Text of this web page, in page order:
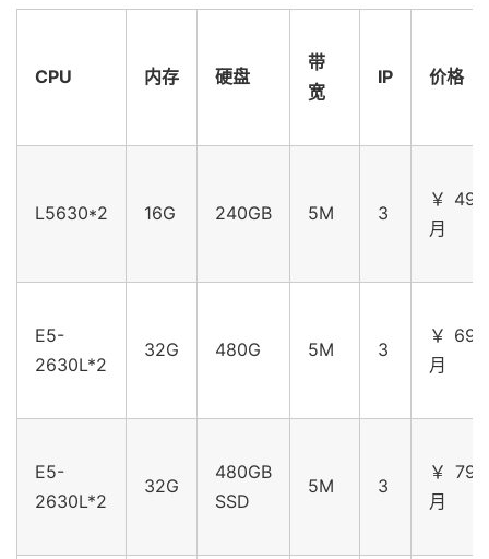
CPU 内存 硬盘
带
宽
IP 价格
L5630*2 16G 240GB 5M 3
￥
月
E5-
2630L*2
32G 480G 5M 3
￥
月
E5-
2630L*2
32G
480GB
SSD
5M 3
￥
月